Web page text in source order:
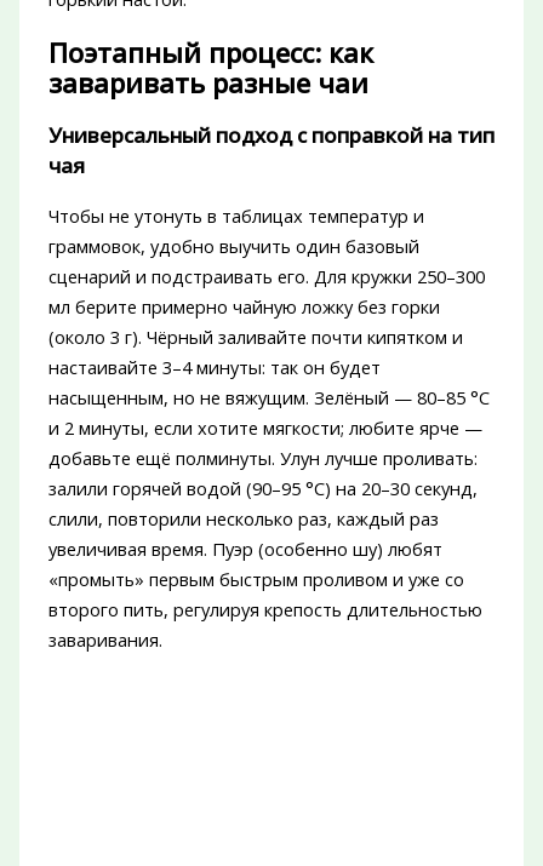
Поэтапный процесс: как
заваривать разные чаи
Универсальный подход с поправкой на тип
чая
Чтобы не утонуть в таблицах температур и
граммовок, удобно выучить один базовый
сценарий и подстраивать его. Для кружки 250–300
мл берите примерно чайную ложку без горки
(около 3 г). Чёрный заливайте почти кипятком и
настаивайте 3–4 минуты: так он будет
насыщенным, но не вяжущим. Зелёный — 80–85 °C
и 2 минуты, если хотите мягкости; любите ярче —
добавьте ещё полминуты. Улун лучше проливать:
залили горячей водой (90–95 °C) на 20–30 секунд,
слили, повторили несколько раз, каждый раз
увеличивая время. Пуэр (особенно шу) любят
«промыть» первым быстрым проливом и уже со
второго пить, регулируя крепость длительностью
заваривания.